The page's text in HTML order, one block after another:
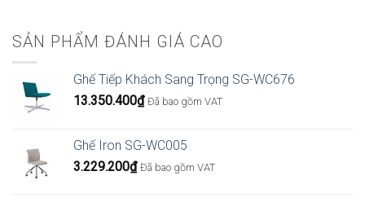
SẢN PHẨM ĐÁNH GIÁ CAO
Ghế Tiếp Khách Sang Trọng SG-WC676
13.350.400₫ Đã bao gồm VAT
Ghế Iron SG-WC005
3.229.200₫ Đã bao gồm VAT